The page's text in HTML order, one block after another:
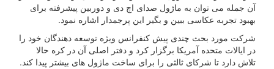
آن جمله می توان به ماژول صدای اچ دی و دوربین پیشرفته برای
بهبود تجربه عکاسی ببین و بگیر این پرجمدار اشاره نمود.
شرکت مورد بحث چندی پیش کنفرانس ویژه توسعه دهندگان خود را
در ایالات متحده آمریکا برگزار کرد و دفتر اصلی آن در کره حالا
تلاش دارد تا شرکای ثالثی را برای ساخت ماژول های بیشتر پیدا کند.